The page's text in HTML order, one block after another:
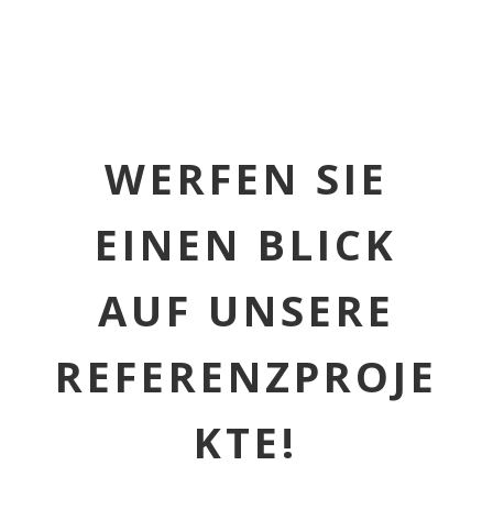
WERFEN SIE
EINEN BLICK
AUF UNSERE
REFERENZPROJE
KTE!